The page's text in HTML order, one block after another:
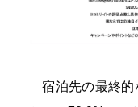
宿泊先の最終的